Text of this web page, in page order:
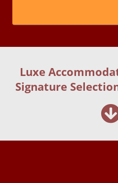
Luxe
Signature